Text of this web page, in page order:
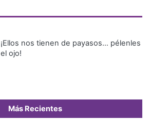
¡Ellos nos tienen de payasos… pélenles
el ojo!
Más Recientes